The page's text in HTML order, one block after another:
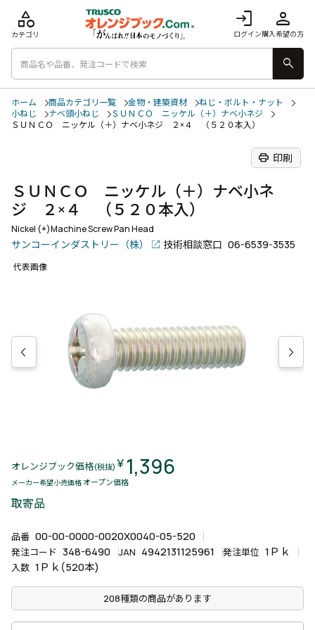
login
ログイン
person
購入希望の方
category
カテゴリ
search
ホーム 商品カテゴリ一覧 金物・建築資材
ねじ・ボルト・ナット
小ねじ
ナベ頭小ねじ
ＳＵＮＣＯ ニッケル（＋）ナベ小ネジ
ＳＵＮＣＯ ニッケル（＋）ナベ小ネジ ２×４ （５２０本入）
print 印刷
ＳＵＮＣＯ ニッケル（＋）ナベ小ネ
ジ ２×４ （５２０本入）
Nickel (+)Machine Screw Pan Head
サンコーインダストリー（株） 技術相談窓口 06-6539-3535
代表画像
オレンジブック価格(税抜) ￥ 1,396
メーカー希望小売価格 オープン価格
取寄品
品番 00-00-0000-0020X0040-05-520
発注コード 348-6490 JAN 4942131125961 発注単位 1Ｐｋ
入数 1Ｐｋ(520本)
208種類の商品があります